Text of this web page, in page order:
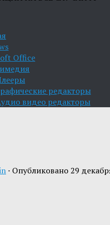
Office
редакторы
видео редакторы
· Опубликовано 29